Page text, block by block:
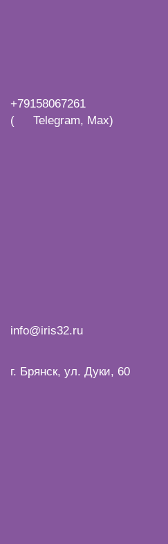
+79158067261
(
Telegram, Max)
info@iris32.ru
г. Брянск, ул. Дуки, 60